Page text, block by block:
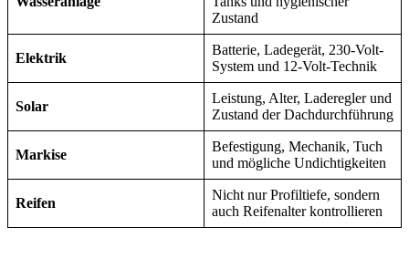
Zustand
Elektrik
Batterie, Ladegerät, 230-Volt-
System und 12-Volt-Technik
Solar
Leistung, Alter, Laderegler und
Zustand der Dachdurchführung
Markise
Befestigung, Mechanik, Tuch
und mögliche Undichtigkeiten
Reifen
Nicht nur Profiltiefe, sondern
auch Reifenalter kontrollieren